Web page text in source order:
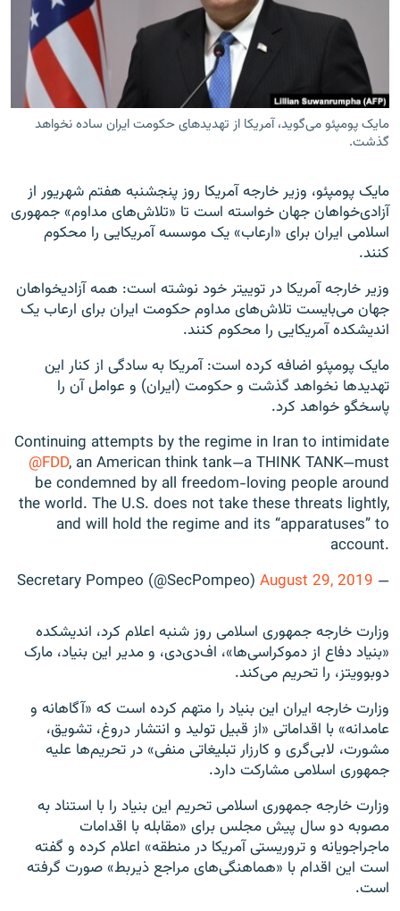
زبان‌های دیگر
مایک پومپئو می‌گوید، آمریکا از تهدیدهای حکومت ایران ساده نخواهد
گذشت.
مایک پومپئو، وزیر خارجه آمریکا روز پنجشنبه هفتم شهریور از
آزادی‌خواهان جهان خواسته است تا «تلاش‌های مداوم» جمهوری
اسلامی ایران برای «ارعاب» یک موسسه آمریکایی را محکوم
کنند.
وزیر خارجه آمریکا در توییتر خود نوشته است: همه آزادیخواهان
جهان می‌بایست تلاش‌های مداوم حکومت ایران برای ارعاب یک
اندیشکده آمریکایی را محکوم کنند.
مایک پومپئو اضافه کرده است: آمریکا به سادگی از کنار این
تهدیدها نخواهد گذشت و حکومت (ایران) و عوامل آن را
پاسخگو خواهد کرد.
Continuing attempts by the regime in Iran to intimidate
@FDD, an American think tank—a THINK TANK—must
be condemned by all freedom-loving people around
the world. The U.S. does not take these threats lightly,
and will hold the regime and its “apparatuses” to
account.
— Secretary Pompeo (@SecPompeo)
August 29, 2019
وزارت خارجه جمهوری اسلامی روز شنبه اعلام کرد، اندیشکده
«بنیاد دفاع از دموکراسی‌ها»، اف‌دی‌دی، و مدیر این بنیاد، مارک
دوبوویتز، را تحریم می‌کند.
وزارت خارجه ایران این بنیاد را متهم کرده است که «آگاهانه و
عامدانه» با اقداماتی «از قبیل تولید و انتشار دروغ، تشویق،
مشورت، لابی‌گری و کارزار تبلیغاتی منفی» در تحریم‌ها علیه
جمهوری اسلامی مشارکت دارد.
وزارت خارجه جمهوری اسلامی تحریم این بنیاد را با استناد به
مصوبه دو سال پیش مجلس برای «مقابله با اقدامات
ماجراجویانه و تروریستی آمریکا در منطقه» اعلام کرده و گفته
است این اقدام با «هماهنگی‌های مراجع ذیربط» صورت گرفته
است.